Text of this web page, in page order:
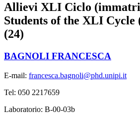
Allievi XLI Ciclo
Students of the XLI Cycle
(24)
BAGNOLI FRANCESCA
E-mail: francesca.bagnoli@phd.unipi.it
Tel: 050 2217659
Laboratorio: B-00-03b